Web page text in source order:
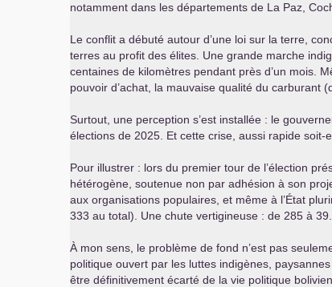
notamment dans les départements de La Paz,
Le conflit a débuté autour d’une loi sur la terre,
terres au profit des élites. Une grande marche
centaines de kilomètres pendant près d’un mois.
pouvoir d’achat, la mauvaise qualité du carburant
Surtout, une perception s’est installée : le
élections de 2025. Et cette crise, aussi rapide soit-
Pour illustrer : lors du premier tour de l’élection
hétérogène, soutenue non par adhésion à son
aux organisations populaires, et même à l’État
333 au total). Une chute vertigineuse : de 285 à 39.
À mon sens, le problème de fond n’est pas
politique ouvert par les luttes indigènes,
être définitivement écarté de la vie politique